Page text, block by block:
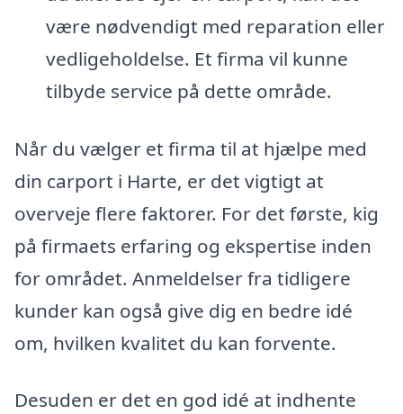
være nødvendigt med reparation eller
vedligeholdelse. Et firma vil kunne
tilbyde service på dette område.
Når du vælger et firma til at hjælpe med
din carport i Harte, er det vigtigt at
overveje flere faktorer. For det første, kig
på firmaets erfaring og ekspertise inden
for området. Anmeldelser fra tidligere
kunder kan også give dig en bedre idé
om, hvilken kvalitet du kan forvente.
Desuden er det en god idé at indhente